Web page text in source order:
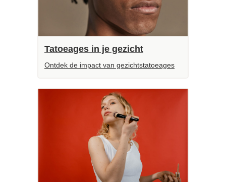
Tatoeages in je gezicht
Ontdek de impact van gezichtstatoeages